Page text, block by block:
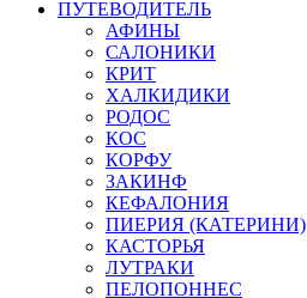
ПУТЕВОДИТЕЛЬ
АФИНЫ
САЛОНИКИ
КРИТ
ХАЛКИДИКИ
РОДОС
КОС
КОРФУ
ЗАКИНФ
КЕФАЛОНИЯ
ПИЕРИЯ (КАТЕРИНИ)
КАСТОРЬЯ
ЛУТРАКИ
ПЕЛОПОННЕС